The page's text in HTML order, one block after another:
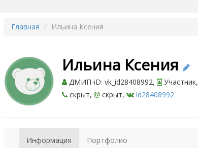
Главная Ильина Ксения
Ильина Ксения
ДМИП-iD: vk_id28408992, Участник,
скрыт,
скрыт, id28408992
Информация Портфолио